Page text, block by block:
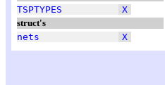
TSPTYPES
X
struct's
nets
X